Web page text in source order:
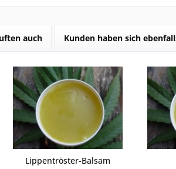
auch Kunden haben sich
Lippentröster-Balsam